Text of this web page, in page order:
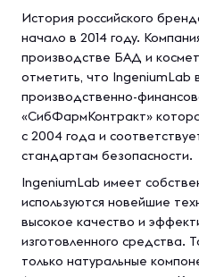
История российского
начало в 2014 году.
производстве БАД и
отметить, что IngeniumLab
производственно-
«СибФармКонтракт»
с 2004 года и
стандартам безопасности.
IngeniumLab имеет
используются новейшие
высокое качество и
изготовленного средства.
только натуральные